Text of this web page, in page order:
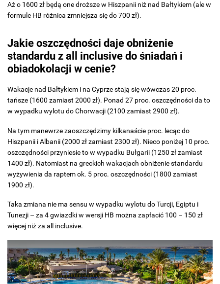
Aż o 1600 zł będą one droższe w Hiszpanii niż nad Bałtykiem (ale w
formule HB różnica zmniejsza się do 700 zł).
Jakie oszczędności daje obniżenie
standardu z all inclusive do śniadań i
obiadokolacji w cenie?
Wakacje nad Bałtykiem i na Cyprze stają się wówczas 20 proc.
tańsze (1600 zamiast 2000 zł). Ponad 27 proc. oszczędności da to
w wypadku wylotu do Chorwacji (2100 zamiast 2900 zł).
Na tym manewrze zaoszczędzimy kilkanaście proc. lecąc do
Hiszpanii i Albanii (2000 zł zamiast 2300 zł). Nieco poniżej 10 proc.
oszczędności przyniesie to w wypadku Bułgarii (1250 zł zamiast
1400 zł). Natomiast na greckich wakacjach obniżenie standardu
wyżywienia da raptem ok. 5 proc. oszczędności (1800 zamiast
1900 zł).
Taka zmiana nie ma sensu w wypadku wylotu do Turcji, Egiptu i
Tunezji – za 4 gwiazdki w wersji HB można zapłacić 100 – 150 zł
więcej niż za all inclusive.